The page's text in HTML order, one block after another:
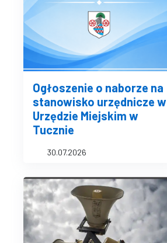
Ogłoszenie o naborze na
stanowisko urzędnicze w
Urzędzie Miejskim w
Tucznie
30.07.2026